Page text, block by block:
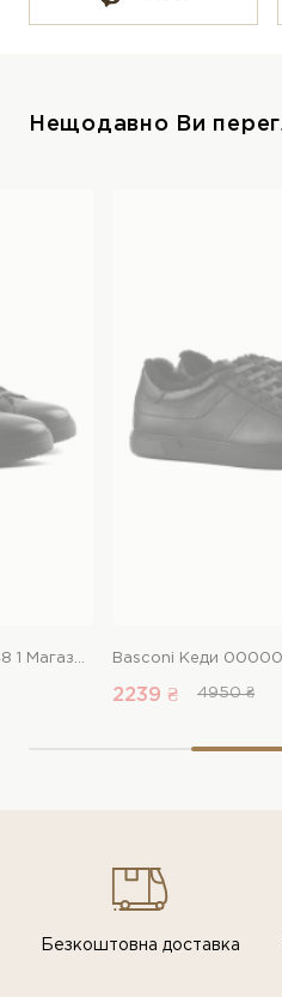
Нещодавно Ви
2239 ₴ 4950 ₴
Безкоштовна доставка